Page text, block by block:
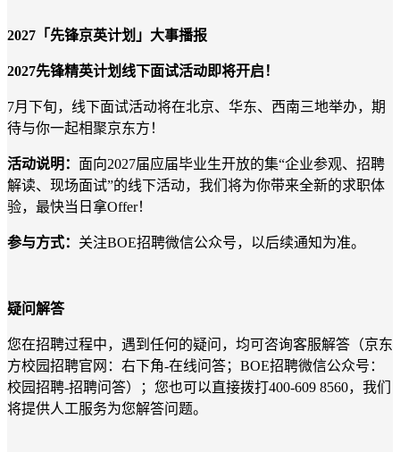
2027「先锋京英计划」大事播报
2027先锋精英计划线下面试活动即将开启！
7月下旬，线下面试活动将在北京、华东、西南三地举办，期
待与你一起相聚京东方！
活动说明： 面向2027届应届毕业生开放的集“企业参观、招聘
解读、现场面试”的线下活动，我们将为你带来全新的求职体
验，最快当日拿Offer！
参与方式： 关注BOE招聘微信公众号，以后续通知为准。
疑问解答
您在招聘过程中，遇到任何的疑问，均可咨询客服解答（京东
方校园招聘官网：右下角-在线问答；BOE招聘微信公众号：
校园招聘-招聘问答）；您也可以直接拨打400-609 8560，我们
将提供人工服务为您解答问题。